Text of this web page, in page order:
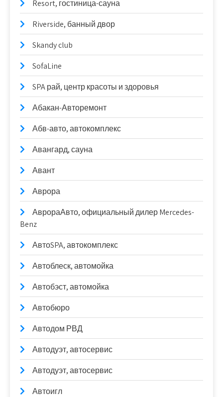
Resort, гостиница-сауна
Riverside, банный двор
Skandy club
SofaLine
SPA рай, центр красоты и здоровья
Абакан-Авторемонт
Абв-авто, автокомплекс
Авангард, сауна
Авант
Аврора
АврораАвто, официальный дилер Mercedes-
Benz
АвтоSPA, автокомплекс
Автоблеск, автомойка
Автобэст, автомойка
Автобюро
Автодом РВД
Автодуэт, автосервис
Автодуэт, автосервис
Автоигл